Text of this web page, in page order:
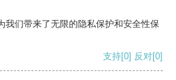
我们带来了无限的隐私保护和安全性保
支持[0] 反对[0]